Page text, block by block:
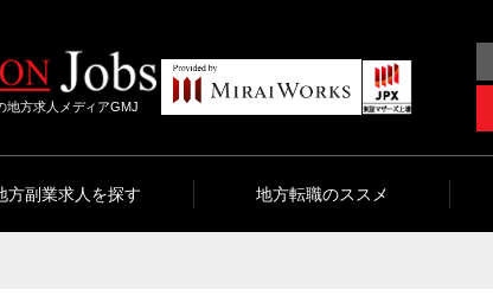
地方求人メディアGMJ
方副業求人を探す 地方転職のススメ